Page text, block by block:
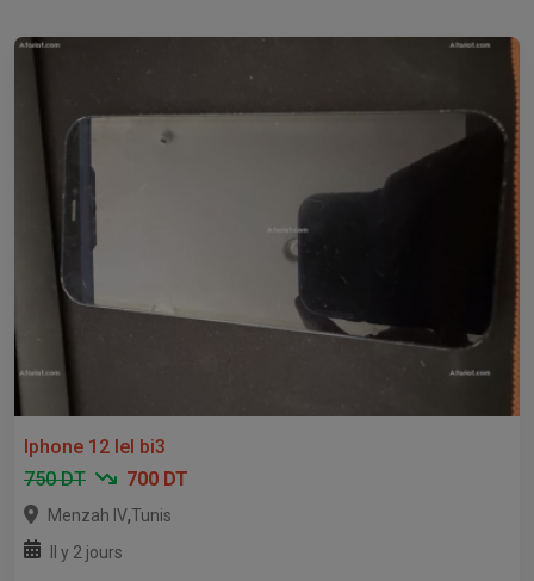
Iphone 12 lel bi3
750 DT
700 DT
Menzah IV,Tunis
Il y 2 jours